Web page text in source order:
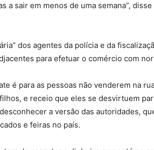
a sair em menos de uma semana”,
dos agentes da polícia e da
para efetuar o comércio com
é para as pessoas não venderem na
e receio que eles se desvirtuem
a versão das autoridades,
e feiras no país.